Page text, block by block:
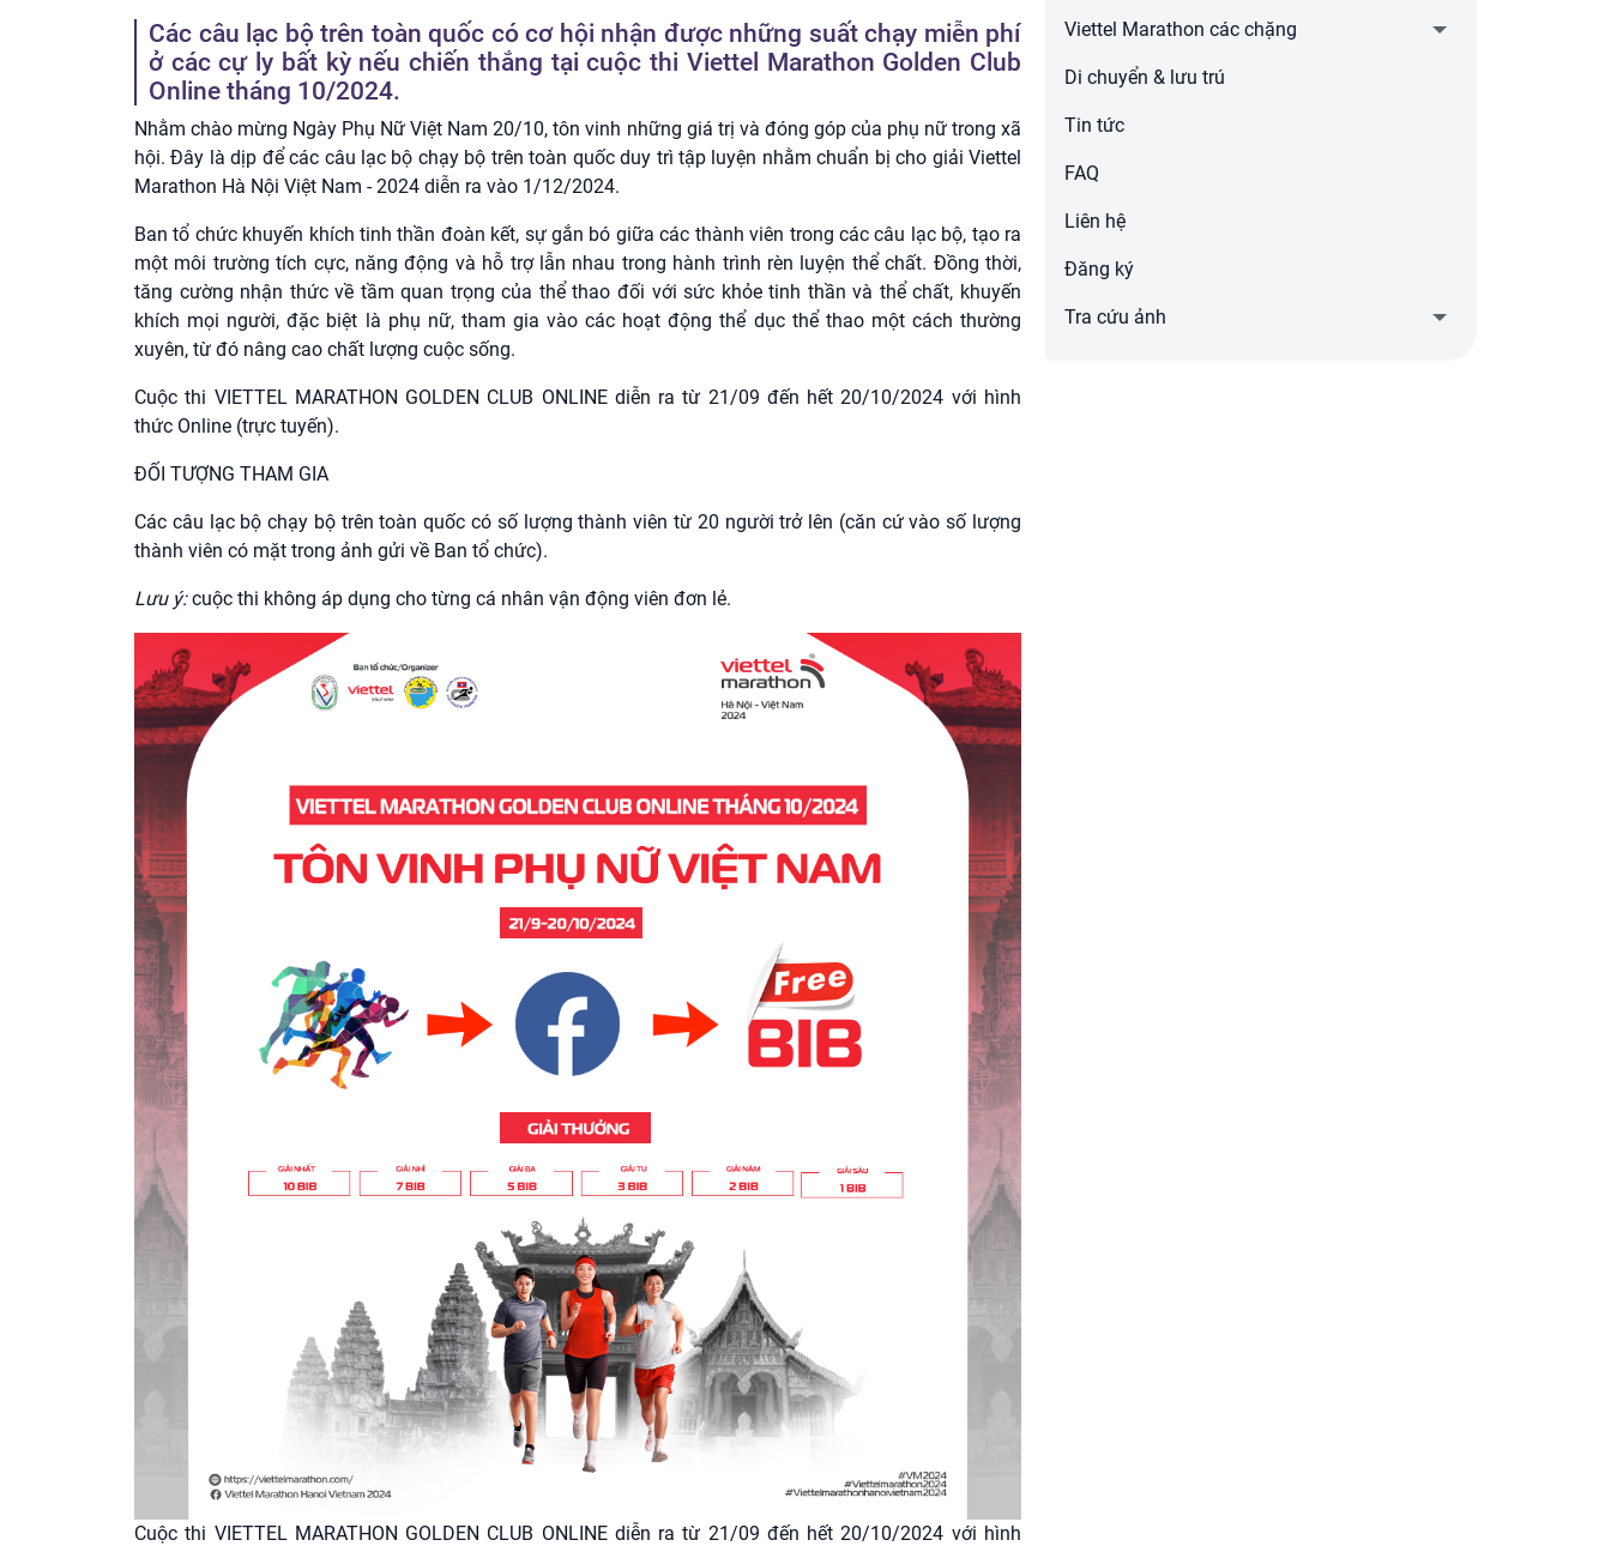
Các câu lạc bộ trên toàn quốc có cơ hội nhận được những suất chạy miễn phí
ở các cự ly bất kỳ nếu chiến thắng tại cuộc thi Viettel Marathon Golden Club
Online tháng 10/2024.
Nhằm chào mừng Ngày Phụ Nữ Việt Nam 20/10, tôn vinh những giá trị và đóng góp của phụ nữ trong xã
hội. Đây là dịp để các câu lạc bộ chạy bộ trên toàn quốc duy trì tập luyện nhằm chuẩn bị cho giải Viettel
Marathon Hà Nội Việt Nam - 2024 diễn ra vào 1/12/2024.
Ban tổ chức khuyến khích tinh thần đoàn kết, sự gắn bó giữa các thành viên trong các câu lạc bộ, tạo ra
một môi trường tích cực, năng động và hỗ trợ lẫn nhau trong hành trình rèn luyện thể chất. Đồng thời,
tăng cường nhận thức về tầm quan trọng của thể thao đối với sức khỏe tinh thần và thể chất, khuyến
khích mọi người, đặc biệt là phụ nữ, tham gia vào các hoạt động thể dục thể thao một cách thường
xuyên, từ đó nâng cao chất lượng cuộc sống.
Cuộc thi VIETTEL MARATHON GOLDEN CLUB ONLINE diễn ra từ 21/09 đến hết 20/10/2024 với hình
thức Online (trực tuyến).
ĐỐI TƯỢNG THAM GIA
Các câu lạc bộ chạy bộ trên toàn quốc có số lượng thành viên từ 20 người trở lên (căn cứ vào số lượng
thành viên có mặt trong ảnh gửi về Ban tổ chức).
Lưu ý:cuộc thi không áp dụng cho từng cá nhân vận động viên đơn lẻ.
Cuộc thi VIETTEL MARATHON GOLDEN CLUB ONLINE diễn ra từ 21/09 đến hết 20/10/2024 với hình
Viettel Marathon các chặng
Di chuyển & lưu trú
Tin tức
FAQ
Liên hệ
Đăng ký
Tra cứu ảnh